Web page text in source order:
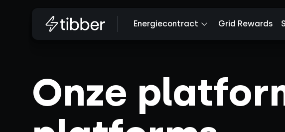
Energiecontract Grid Rewards
Onze